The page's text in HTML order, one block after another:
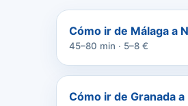
Cómo ir de Málaga a
45–80 min · 5–8 €
Cómo ir de Granada a